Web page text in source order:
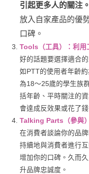
引起更多人的關注。
放入自家產品的優
口碑。
Tools（工具）：利用
好的話題要選擇適合
如PTT的使用者年齡
為18～25歲的學生族
括年齡、平時關注的
會達成反效果或花了
Talking Parts（參與
在消費者談論你的品
持續地與消費者進行
增加你的口碑。久而
升品牌忠誠度。